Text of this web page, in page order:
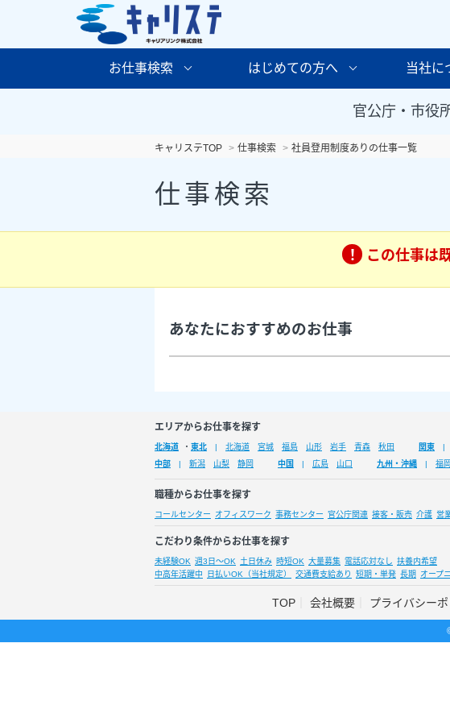
お仕事検索 はじめての方へ 当社に
官公庁・市役
キャリステTOP 仕事検索 社員登用制度ありの仕事一覧
仕事検索
この仕事は
あなたにおすすめのお仕事
エリアからお仕事を探す
北海道 ・ 東北 北海道 宮城 福島 山形 岩手 青森 秋田 関東
中部
新潟 山梨 静岡 中国 広島 山口 九州・沖縄 福岡
職種からお仕事を探す
コールセンター オフィスワーク 事務センター 官公庁関連 接客・販売 介護 営
こだわり条件からお仕事を探す
未経験OK 週3日～OK 土日休み 時短OK 大量募集 電話応対なし 扶養内希望
中高年活躍中
日払いOK（当社規定） 交通費支給あり 短期・単発 長期 オープ
TOP 会社概要 プライバシー